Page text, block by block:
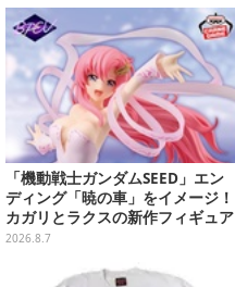
「機動戦士ガンダムSEED」エン
ディング「暁の車」をイメージ！
カガリとラクスの新作フィギュア
がプライズに
2026.8.7